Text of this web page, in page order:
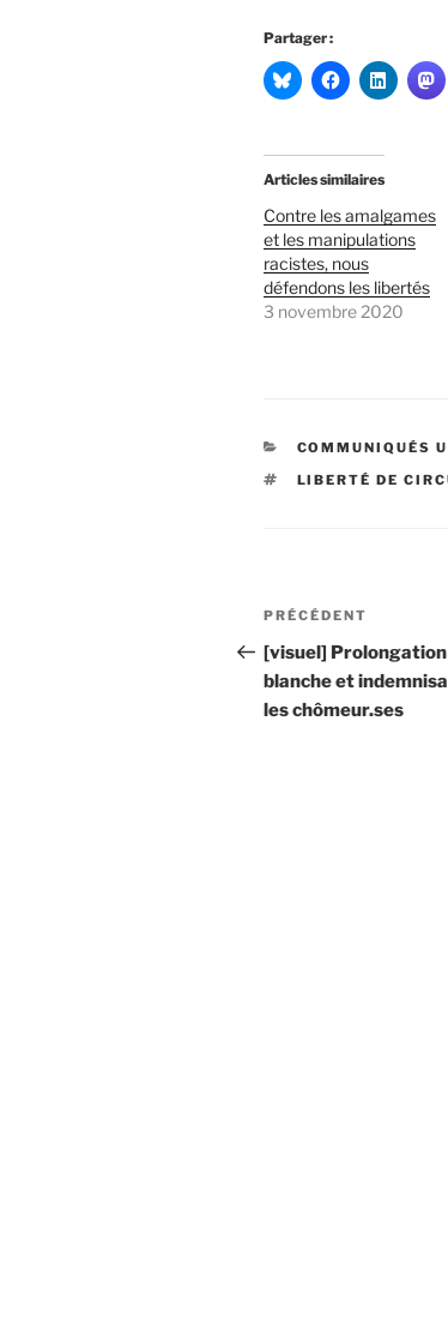
Partager :
Articles similaires
Contre les amalgames
et les manipulations
racistes, nous
défendons les libertés
3 novembre 2020
CATÉGORIES
COMMUNIQUÉS
ÉTIQUETTES
LIBERTÉ DE
Navigation
de
l’article
Article
précédent
PRÉCÉDENT
[visuel] Prolongation
blanche et
les chômeur.ses